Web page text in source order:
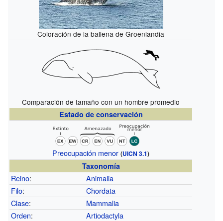
Coloración de la ballena de Groenlandia
Comparación de tamaño con un hombre promedio
Estado de conservación
Preocupación menor (UICN 3.1)
Taxonomía
Reino:
Animalia
Filo:
Chordata
Clase:
Mammalia
Orden:
Artiodactyla